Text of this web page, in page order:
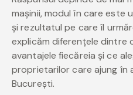
mașinii, modul în care este
și rezultatul pe care îl
explicăm diferențele dintre
avantajele fiecăreia și ce
proprietarilor care ajung în
București.